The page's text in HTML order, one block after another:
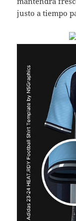
justo a tiempo